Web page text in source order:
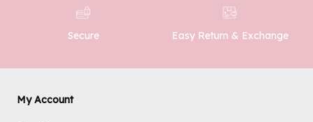
Secure Easy Return & Exchange
My Account